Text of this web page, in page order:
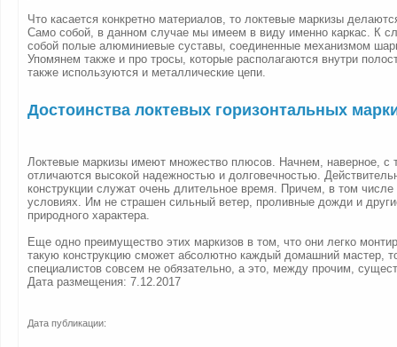
Что касается конкретно материалов, то локтевые маркизы
Само собой, в данном случае мы имеем в виду именно каркас. К
собой полые алюминиевые суставы, соединенные механизмом
Упомянем также и про тросы, которые располагаются внутри
также используются и металлические цепи.
Достоинства локтевых горизонтальных
Локтевые маркизы имеют множество плюсов. Начнем, наверное, с
отличаются высокой надежностью и долговечностью.
конструкции служат очень длительное время. Причем, в том
условиях. Им не страшен сильный ветер, проливные дожди и
природного характера.
Еще одно преимущество этих маркизов в том, что они легко
такую конструкцию сможет абсолютно каждый домашний мастер,
специалистов совсем не обязательно, а это, между прочим,
Дата размещения: 7.12.2017
Дата публикации: